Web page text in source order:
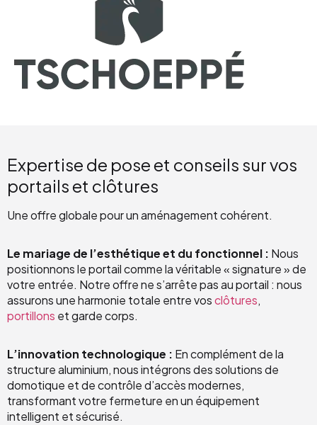
Expertise de pose et conseils sur vos
portails et clôtures
Une offre globale pour un aménagement cohérent.
Le mariage de l’esthétique et du fonctionnel : Nous
positionnons le portail comme la véritable « signature » de
votre entrée. Notre offre ne s’arrête pas au portail : nous
assurons une harmonie totale entre vosclôtures,
portillons et garde corps.
L’innovation technologique : En complément de la
structure aluminium, nous intégrons des solutions de
domotique et de contrôle d’accès modernes,
transformant votre fermeture en un équipement
intelligent et sécurisé.